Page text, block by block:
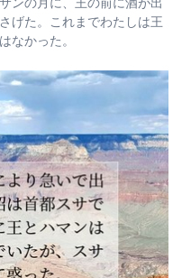
ンの月に、王の前に酒が出
げた。これまでわたしは王
なかった。